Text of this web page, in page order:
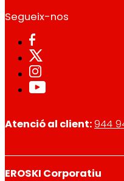
Segueix-nos
Atenció al client:944
EROSKI Corporatiu